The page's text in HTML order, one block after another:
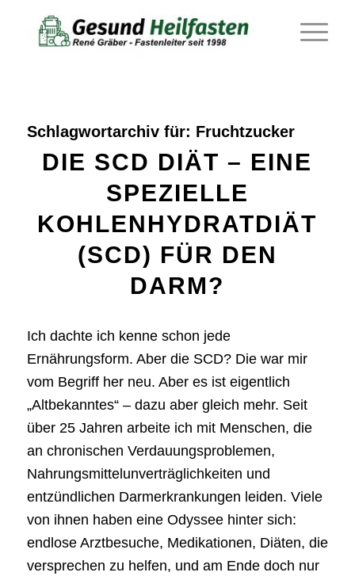
Schlagwortarchiv für: Fruchtzucker
DIE SCD DIÄT – EINE
SPEZIELLE
KOHLENHYDRATDIÄT
(SCD) FÜR DEN
DARM?
Ich dachte ich kenne schon jede
Ernährungsform. Aber die SCD? Die war mir
vom Begriff her neu. Aber es ist eigentlich
„Altbekanntes“ – dazu aber gleich mehr. Seit
über 25 Jahren arbeite ich mit Menschen, die
an chronischen Verdauungsproblemen,
Nahrungsmittelunverträglichkeiten und
entzündlichen Darmerkrankungen leiden. Viele
von ihnen haben eine Odyssee hinter sich:
endlose Arztbesuche, Medikationen, Diäten, die
versprechen zu helfen, und am Ende doch nur